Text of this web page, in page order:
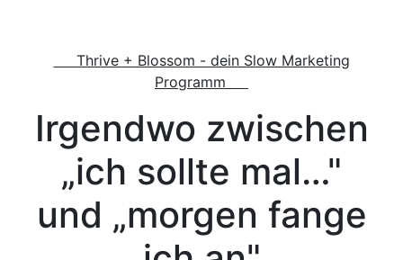
Thrive + Blossom - dein Slow Marketing
Programm
Irgendwo zwischen
„ich sollte mal…"
und „morgen fange